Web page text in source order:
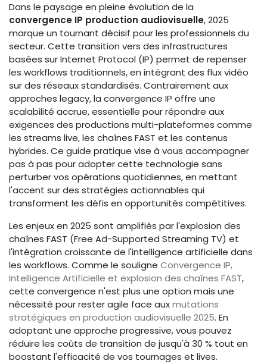
Dans le paysage en pleine évolution de la
convergence IP production audiovisuelle, 2025
marque un tournant décisif pour les professionnels du
secteur. Cette transition vers des infrastructures
basées sur Internet Protocol (IP) permet de repenser
les workflows traditionnels, en intégrant des flux vidéo
sur des réseaux standardisés. Contrairement aux
approches legacy, la convergence IP offre une
scalabilité accrue, essentielle pour répondre aux
exigences des productions multi-plateformes comme
les streams live, les chaînes FAST et les contenus
hybrides. Ce guide pratique vise à vous accompagner
pas à pas pour adopter cette technologie sans
perturber vos opérations quotidiennes, en mettant
l'accent sur des stratégies actionnables qui
transforment les défis en opportunités compétitives.
Les enjeux en 2025 sont amplifiés par l'explosion des
chaînes FAST (Free Ad-Supported Streaming TV) et
l'intégration croissante de l'intelligence artificielle dans
les workflows. Comme le souligne Convergence IP,
Intelligence Artificielle et explosion des chaînes FAST,
cette convergence n'est plus une option mais une
nécessité pour rester agile face auxmutations
stratégiques en production audiovisuelle 2025. En
adoptant une approche progressive, vous pouvez
réduire les coûts de transition de jusqu'à 30 % tout en
boostant l'efficacité de vos tournages et lives.